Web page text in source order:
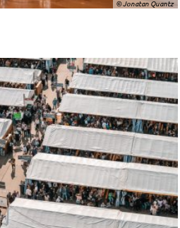
© Jonatan Quantz